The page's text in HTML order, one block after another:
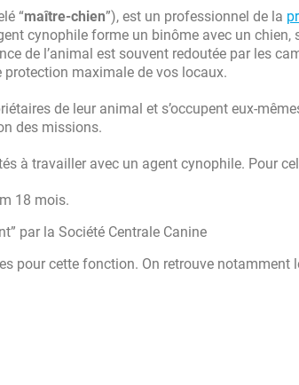
“maître-chien”), est un professionnel de la
cynophile forme un binôme avec un chien,
de l’animal est souvent redoutée par les
protection maximale de vos locaux.
de leur animal et s’occupent eux-
des missions.
à travailler avec un agent cynophile. Pour
18 mois.
par la Société Centrale Canine
pour cette fonction. On retrouve notamment